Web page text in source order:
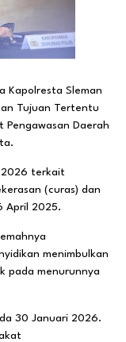
Kapolresta Sleman
Tujuan Tertentu
Pengawasan Daerah
2026 terkait
(curas) dan
April 2025.
menimbulkan
pada menurunnya
30 Januari 2026.